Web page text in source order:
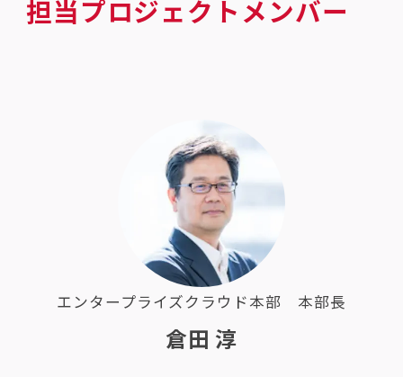
担当プロジェクトメンバー
エンタープライズクラウド本部 本部長
倉田 淳